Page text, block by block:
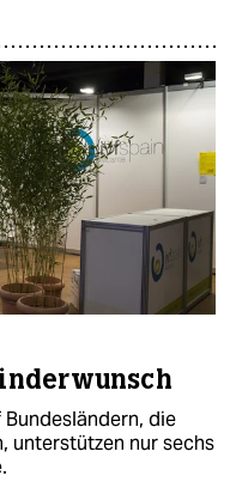
die
unterstützen nur sechs